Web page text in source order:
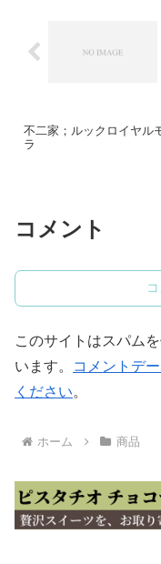
不二家；ルックロイヤ
ラ
コメント
このサイトはスパム
います。
コメントデ
ください。
ホーム 商品